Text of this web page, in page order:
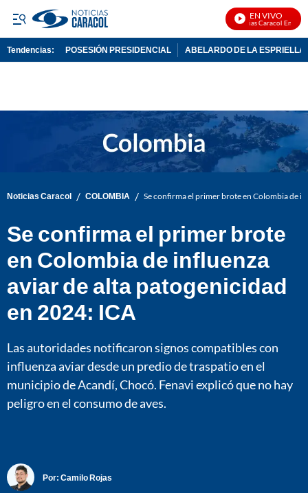
EN VIVO
Noticias Caracol En Vivo
Tendencias: POSESIÓN PRESIDENCIAL ABELARDO DE LA ESPRIELLA
Noticias Caracol / COLOMBIA / Se confirma el primer brote en Colombia de
Se confirma el primer brote
en Colombia de influenza
aviar de alta patogenicidad
en 2024: ICA
Las autoridades notificaron signos compatibles con
influenza aviar desde un predio de traspatio en el
municipio de Acandí, Chocó. Fenavi explicó que no hay
peligro en el consumo de aves.
Por: Camilo Rojas